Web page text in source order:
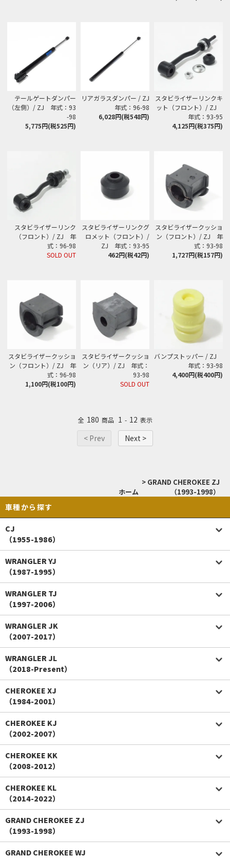
テールゲートダンパー
（左側）/ ZJ 年式：93
-98
5,775円(税525円)
リアガラスダンパー / ZJ
年式：96-98
6,028円(税548円)
スタビライザーリンクキ
ット（フロント）/ ZJ
年式：93-95
4,125円(税375円)
スタビライザーリンク
（フロント）/ ZJ 年
式：96-98
SOLD OUT
スタビライザーリンクグ
ロメット（フロント）/
ZJ 年式：93-95
462円(税42円)
スタビライザークッショ
ン（フロント）/ ZJ 年
式：93-98
1,727円(税157円)
スタビライザークッショ
ン（フロント）/ ZJ 年
式：96-98
1,100円(税100円)
スタビライザークッショ
ン（リア）/ ZJ 年式：
93-98
SOLD OUT
バンプストッパー / ZJ
年式：93-98
4,400円(税400円)
全 180 商品 1 - 12 表示
< Prev Next >
ホーム
> GRAND CHEROKEE ZJ
（1993-1998）
車種から探す
CJ
（1955-1986）
WRANGLER YJ
（1987-1995）
WRANGLER TJ
（1997-2006）
WRANGLER JK
（2007-2017）
WRANGLER JL
（2018-Present）
CHEROKEE XJ
（1984-2001）
CHEROKEE KJ
（2002-2007）
CHEROKEE KK
（2008-2012）
CHEROKEE KL
（2014-2022）
GRAND CHEROKEE ZJ
（1993-1998）
GRAND CHEROKEE WJ